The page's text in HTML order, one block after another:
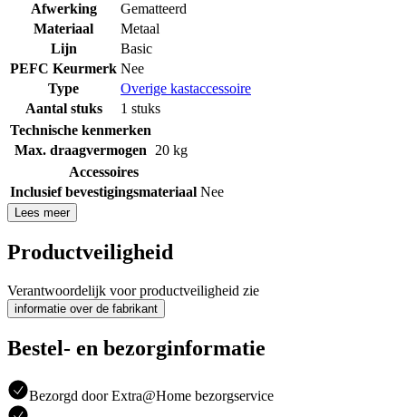
Afwerking
Gematteerd
Materiaal
Metaal
Lijn
Basic
PEFC Keurmerk Nee
Type
Overige kastaccessoire
Aantal stuks
1 stuks
Technische kenmerken
Max. draagvermogen
20 kg
Accessoires
Inclusief bevestigingsmateriaal Nee
Lees meer
Productveiligheid
Verantwoordelijk voor productveiligheid zie
informatie over de fabrikant
Bestel- en bezorginformatie
Bezorgd door Extra@Home bezorgservice